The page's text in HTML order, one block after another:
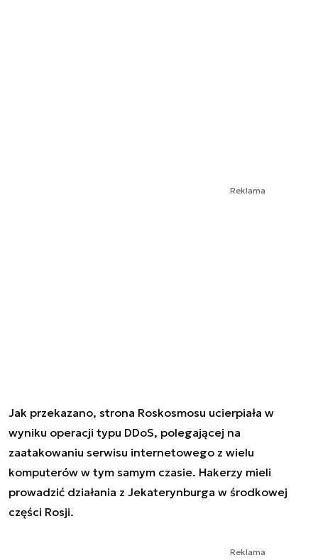
Reklama
Jak przekazano, strona Roskosmosu ucierpiała w
wyniku operacji typu DDoS, polegającej na
zaatakowaniu serwisu internetowego z wielu
komputerów w tym samym czasie. Hakerzy mieli
prowadzić działania z Jekaterynburga w środkowej
części Rosji.
Reklama